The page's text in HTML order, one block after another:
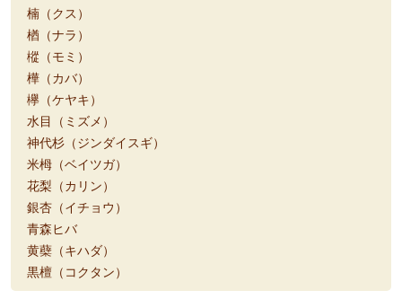
楠（クス）
楢（ナラ）
樅（モミ）
樺（カバ）
欅（ケヤキ）
水目（ミズメ）
神代杉（ジンダイスギ）
米栂（ベイツガ）
花梨（カリン）
銀杏（イチョウ）
青森ヒバ
黄蘗（キハダ）
黒檀（コクタン）